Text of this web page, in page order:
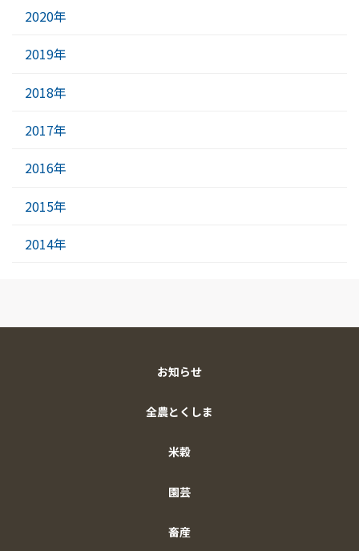
2020年
2019年
2018年
2017年
2016年
2015年
2014年
お知らせ
全農とくしま
米穀
園芸
畜産